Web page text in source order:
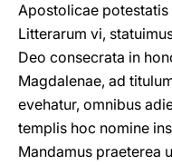
Apostolicae
Litterarum vi,
Deo consecrata in
Magdalenae, ad
evehatur, omnibus
templis hoc nomine
Mandamus praeterea